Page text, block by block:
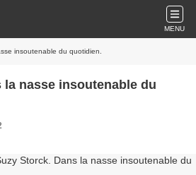
MENU
insoutenable du quotidien.
la nasse insoutenable du